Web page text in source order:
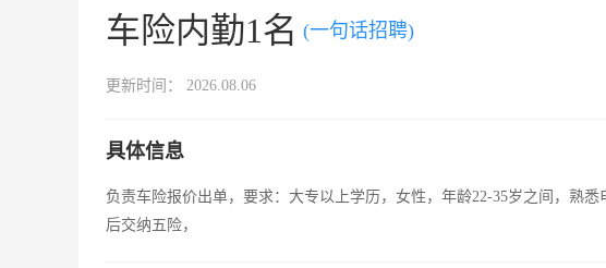
车险内勤1名 (一句话招聘)
更新时间： 2026.08.06
具体信息
负责车险报价出单，要求：大专以上学历，女性，年龄22-35岁之间，熟
后交纳五险，